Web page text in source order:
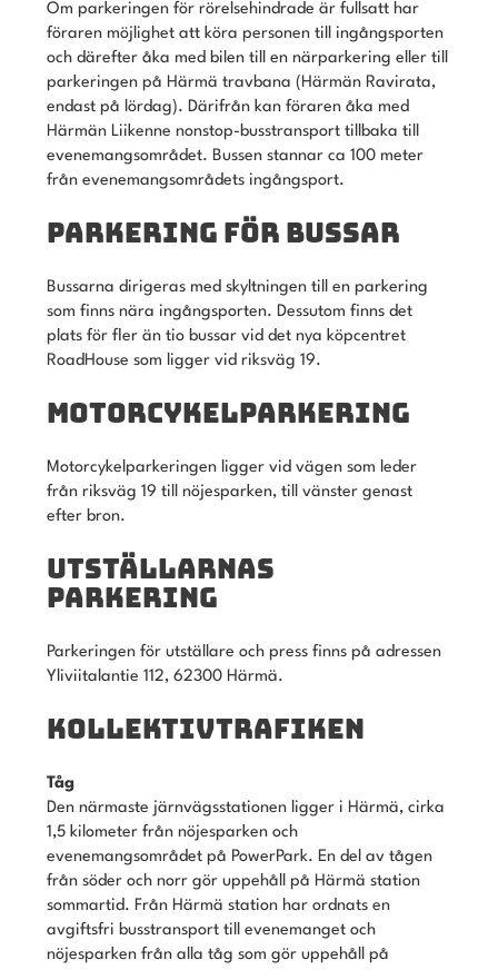
Om parkeringen för rörelsehindrade är fullsatt har
föraren möjlighet att köra personen till ingångsporten
och därefter åka med bilen till en närparkering eller till
parkeringen på Härmä travbana (Härmän Ravirata,
endast på lördag). Därifrån kan föraren åka med
Härmän Liikenne nonstop-busstransport tillbaka till
evenemangsområdet. Bussen stannar ca 100 meter
från evenemangsområdets ingångsport.
PARKERING FÖR BUSSAR
Bussarna dirigeras med skyltningen till en parkering
som finns nära ingångsporten. Dessutom finns det
plats för fler än tio bussar vid det nya köpcentret
RoadHouse som ligger vid riksväg 19.
MOTORCYKELPARKERING
Motorcykelparkeringen ligger vid vägen som leder
från riksväg 19 till nöjesparken, till vänster genast
efter bron.
UTSTÄLLARNAS
PARKERING
Parkeringen för utställare och press finns på adressen
Yliviitalantie 112, 62300 Härmä.
KOLLEKTIVTRAFIKEN
Tåg
Den närmaste järnvägsstationen ligger i Härmä, cirka
1,5 kilometer från nöjesparken och
evenemangsområdet på PowerPark. En del av tågen
från söder och norr gör uppehåll på Härmä station
sommartid. Från Härmä station har ordnats en
avgiftsfri busstransport till evenemanget och
nöjesparken från alla tåg som gör uppehåll på